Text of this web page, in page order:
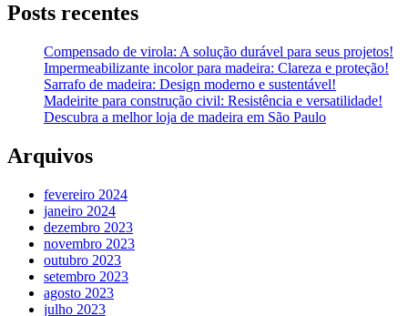
Posts recentes
Compensado de virola: A solução durável para seus projetos!
Impermeabilizante incolor para madeira: Clareza e proteção!
Sarrafo de madeira: Design moderno e sustentável!
Madeirite para construção civil: Resistência e versatilidade!
Descubra a melhor loja de madeira em São Paulo
Arquivos
fevereiro 2024
janeiro 2024
dezembro 2023
novembro 2023
outubro 2023
setembro 2023
agosto 2023
julho 2023